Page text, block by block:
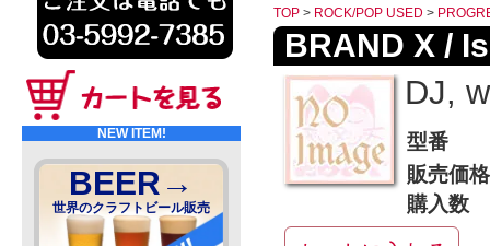
NEW ITEM!
BEER→
世界のクラフトビール販売
TOP > ROCK/POP USED >
BRAND X /
DJ,
型番
販売価格
購入数